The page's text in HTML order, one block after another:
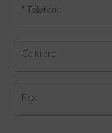
* Telefono
Cellulare
Fax